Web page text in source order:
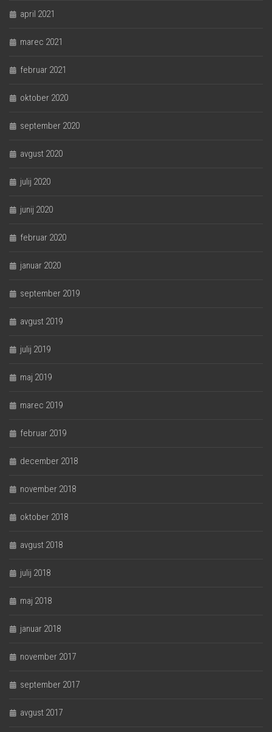
april 2021
marec 2021
februar 2021
oktober 2020
september 2020
avgust 2020
julij 2020
junij 2020
februar 2020
januar 2020
september 2019
avgust 2019
julij 2019
maj 2019
marec 2019
februar 2019
december 2018
november 2018
oktober 2018
avgust 2018
julij 2018
maj 2018
januar 2018
november 2017
september 2017
avgust 2017